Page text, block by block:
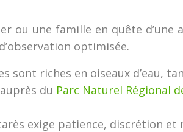
ou une famille en quête d’une
optimisée.
riches en oiseaux d’eau,
du Parc Naturel Régional
exige patience, discrétion et